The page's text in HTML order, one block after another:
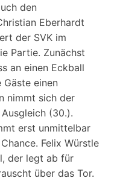
den
Eberhardt
der SVK im
Partie. Zunächst
an einen Eckball
einen
nimmt sich der
(30.).
erst unmittelbar
Felix Würstle
der legt ab für
über das Tor.